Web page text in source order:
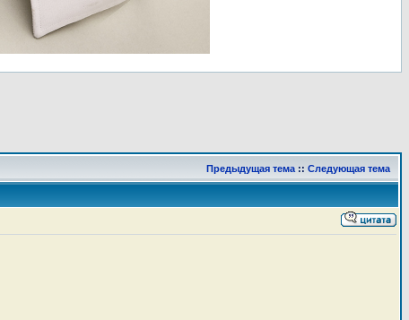
Предыдущая тема :: Следующая тема